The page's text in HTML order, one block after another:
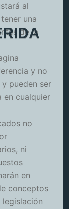
RIDA
al
una
de la
y no
pueden ser
en cualquier
no
ni
en
conceptos
legislación